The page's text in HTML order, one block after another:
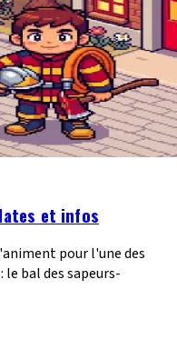
et infos
pour l'une des
bal des sapeurs-